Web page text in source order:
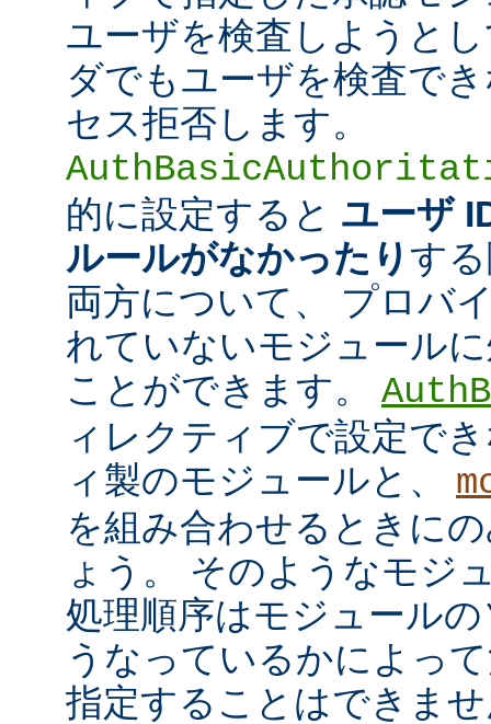
ユーザを検査しようと
ダでもユーザを検査で
セス拒否します。
的に設定すると ユーザ
ルールがなかったり す
両方について、 プロバ
れていないモジュール
ことができます。
ィレクティブで設定で
ィ製のモジュールと、
を組み合わせるときに
ょう。 そのようなモジ
処理順序はモジュール
うなっているかによっ
指定することはできま